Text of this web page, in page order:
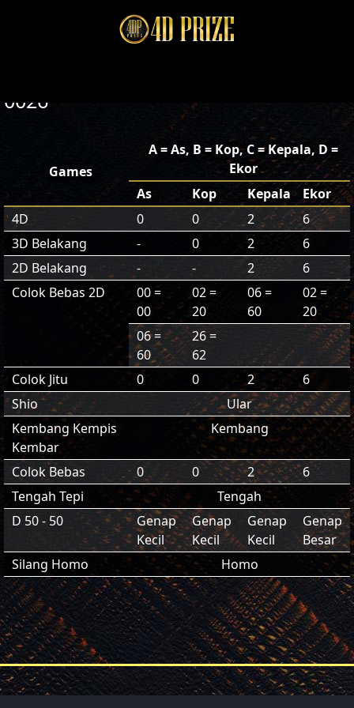
0026
Games
A = As, B = Kop, C = Kepala, D =
Ekor
As
Kop Kepala
Ekor
4D
0 0 2
6
3D Belakang
- 0 2
6
2D Belakang
- - 2
6
Colok Bebas 2D
00 =
00
02 =
20
06 =
60
02 =
20
06 =
60
26 =
62
Colok Jitu
0 0 2
6
Shio
Ular
Kembang Kempis
Kembar
Kembang
Colok Bebas 0 0 2
6
Tengah Tepi
Tengah
D 50 - 50
Genap
Kecil
Genap
Kecil
Genap
Kecil
Genap
Besar
Silang Homo
Homo